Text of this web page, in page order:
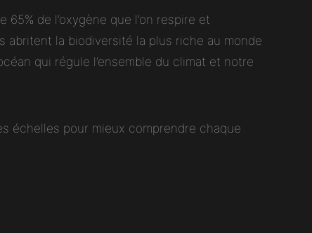
de l’oxygène que l’on respire et
abritent la biodiversité la plus riche au monde
qui régule l’ensemble du climat et notre
échelles pour mieux comprendre chaque